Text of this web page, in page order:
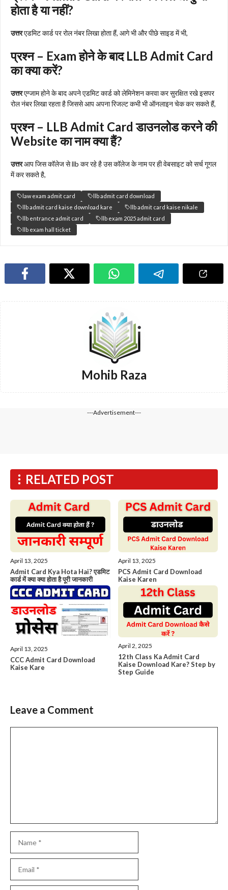
होता है या नहीं?
उत्तरएडमिट कार्ड पर रोल नंबर लिखा होता हैं, आगे भी और पीछे साइड में भी,
प्रश्न – Exam होने के बाद LLB Admit Card
का क्या करें?
उत्तरएग्जाम होने के बाद अपने एडमिट कार्ड को लेमिनेशन करवा कर सुरक्षित रखे इसपर
रोल नंबर लिखा रहता है जिससे आप अपना रिजल्ट कभी भी ऑनलाइन चेक कर सकते हैं,
प्रश्न – LLB Admit Card डाउनलोड करने की
Website का नाम क्या हैं?
उत्तरआप जिस कॉलेज से llb कर रहे है उस कॉलेज के नाम पर ही वेबसाइट को सर्च गूगल
में कर सकते है,
law exam admit card
llb admit card download
llb admit card kaise download kare
llb admit card kaise nikale
llb entrance admit card
llb exam 2025 admit card
llb exam hall ticket
Mohib Raza
---Advertisement---
RELATED POST
April 13, 2025
Admit Card Kya Hota Hai? एडमिट
कार्ड में क्या क्या होता है पूरी जानकारी
April 13, 2025
PCS Admit Card Download
Kaise Karen
April 13, 2025
CCC Admit Card Download
Kaise Kare
April 2, 2025
12th Class Ka Admit Card
Kaise Download Kare? Step by
Step Guide
Leave a Comment